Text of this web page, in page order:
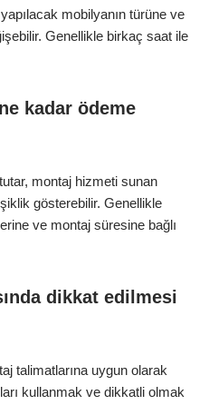
mobilyanın türüne ve
Genellikle birkaç saat ile
kadar ödeme
montaj hizmeti sunan
gösterebilir. Genellikle
ve montaj süresine bağlı
dikkat edilmesi
talimatlarına uygun olarak
kullanmak ve dikkatli olmak